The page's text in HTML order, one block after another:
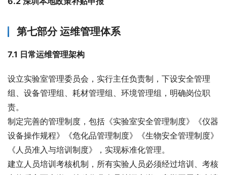
第七部分 运维管理体系
7.1 日常运维管理架构
设立实验室管理委员会，实行主任负责制，下设安全管理
组、设备管理组、耗材管理组、环境管理组，明确岗位职
责。
制定完善的管理制度，包括《实验室安全管理制度》《仪器
设备操作规程》《危化品管理制度》《生物安全管理制度》
《人员准入与培训制度》，实现标准化管理。
建立人员培训考核机制，所有实验人员必须经过培训、考核